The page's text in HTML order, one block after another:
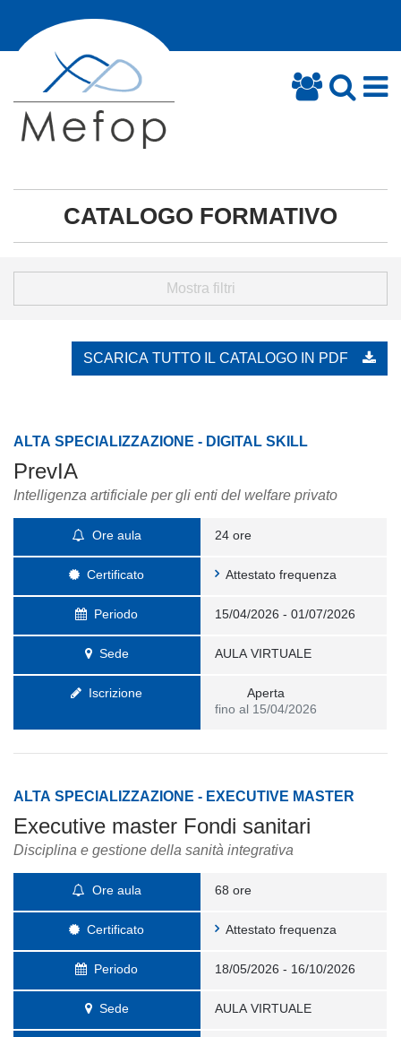
CATALOGO FORMATIVO
Mostra filtri
SCARICA TUTTO IL CATALOGO IN PDF
ALTA SPECIALIZZAZIONE - DIGITAL SKILL
PrevIA
Intelligenza artificiale per gli enti del welfare privato
Ore aula 24 ore
Certificato Attestato frequenza
Periodo 15/04/2026 - 01/07/2026
Sede AULA VIRTUALE
Iscrizione
Aperta
fino al 15/04/2026
ALTA SPECIALIZZAZIONE - EXECUTIVE MASTER
Executive master Fondi sanitari
Disciplina e gestione della sanità integrativa
Ore aula 68 ore
Certificato Attestato frequenza
Periodo 18/05/2026 - 16/10/2026
Sede AULA VIRTUALE